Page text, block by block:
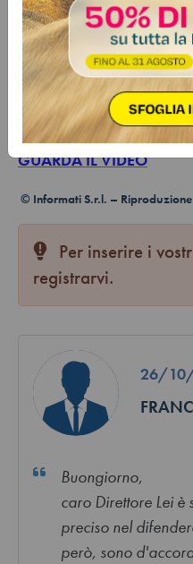
Qualche giorno fa leggevo
AGENDA FISCALE : la
il contenuto (adempimenti
frase:
“CON QUESTA
PIÙ BISOGNO DEL
Beh che dire?!?!
GUARDA IL VIDEO
© Informati S.r.l. –
Per inserire i
registrarvi.
26/
Buongiorno,
caro Direttore Lei è
preciso nel
però, sono